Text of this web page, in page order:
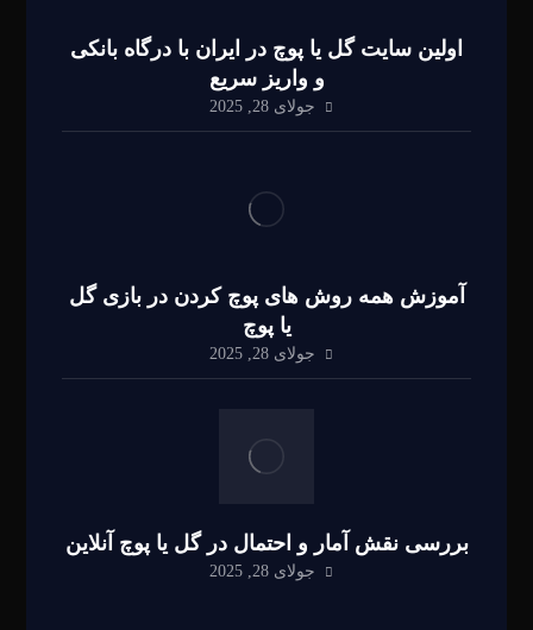
اولین سایت گل یا پوچ در ایران با درگاه بانکی
و واریز سریع
جولای 28, 2025
آموزش همه روش های پوچ کردن در بازی گل
یا پوچ
جولای 28, 2025
بررسی نقش آمار و احتمال در گل یا پوچ آنلاین
جولای 28, 2025